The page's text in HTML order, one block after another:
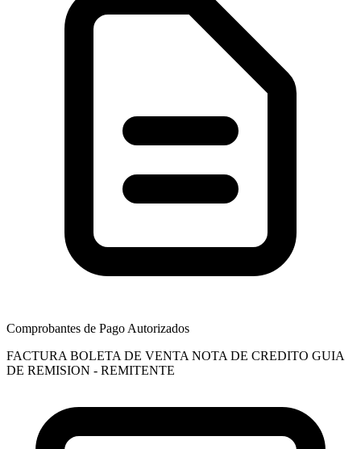
Comprobantes de Pago Autorizados
FACTURA BOLETA DE VENTA NOTA DE CREDITO GUIA
DE REMISION - REMITENTE